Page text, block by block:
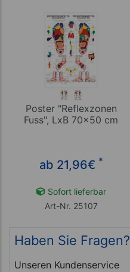
Poster "Reflexzonen
Fuss", LxB 70x50 cm
ab 21,96€ *
Sofort lieferbar
Art-Nr. 25107
Haben Sie Fragen?
Unseren Kundenservice